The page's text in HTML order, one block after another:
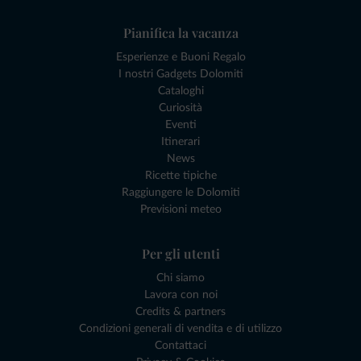
Pianifica la vacanza
Esperienze e Buoni Regalo
I nostri Gadgets Dolomiti
Cataloghi
Curiosità
Eventi
Itinerari
News
Ricette tipiche
Raggiungere le Dolomiti
Previsioni meteo
Per gli utenti
Chi siamo
Lavora con noi
Credits & partners
Condizioni generali di vendita e di utilizzo
Contattaci